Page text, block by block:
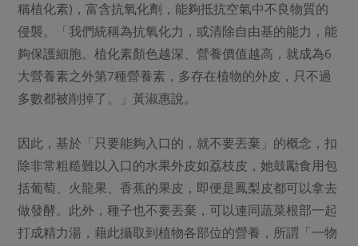
稱植化素)，富含抗氧化劑，能夠抵抗空氣中不良物質的
侵襲。「我們統稱為抗氧化力，或清除自由基的能力，能
夠保護細胞。植化素顏色越深、營養價值越高，就成為6
大營養素之外第7種營養素，多存在植物的外皮，只不過
多數都被削掉了。」黃淑惠說。
因此，基於「只要能夠入口的，就不要丟棄」的概念，扣
除非常粗糙難以入口的水果外皮如荔枝皮，她鼓勵食用包
括葡萄、火龍果、香蕉的果皮，即便是鳳梨皮都可以拿去
做發酵。此外，種子也不要丟棄，可以連同蔬菜根部一起
打成精力湯，藉此攝取到植物各部位的營養，所謂「一物